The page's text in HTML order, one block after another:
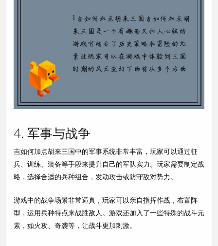
4. 军事与战争
吉如何加点胡来三国中的军事系统非常丰富，玩家可以通过征
兵、训练、装备等手段来提升自己的军队实力。玩家需要制定战
略，选择合适的兵种组合，发动攻击或防守敌对势力。
游戏中的战争场景非常逼真，玩家可以亲自指挥作战，布置阵
型，运用兵种特点来战胜敌人。游戏还加入了一些特殊的战斗元
素，如火攻、奇袭等，让战斗更加刺激。